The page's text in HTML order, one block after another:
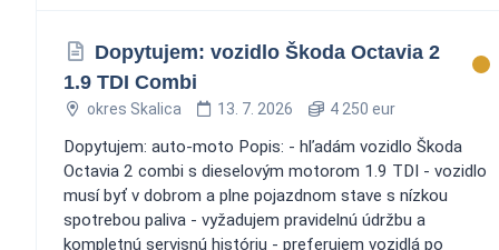
Dopytujem: vozidlo Škoda Octavia 2
1.9 TDI Combi
okres Skalica 13. 7. 2026 4 250 eur
Dopytujem: auto-moto Popis: - hľadám vozidlo Škoda
Octavia 2 combi s dieselovým motorom 1.9 TDI - vozidlo
musí byť v dobrom a plne pojazdnom stave s nízkou
spotrebou paliva - vyžadujem pravidelnú údržbu a
kompletnú servisnú históriu - preferujem vozidlá po